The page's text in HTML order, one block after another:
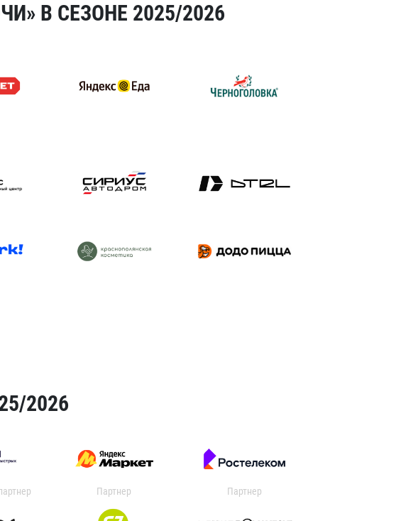
В СЕЗОНЕ 2025/2026
2026
Партнер Партнер